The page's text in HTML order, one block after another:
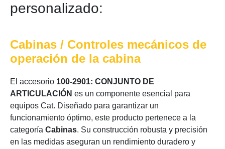
personalizado:
Cabinas / Controles mecánicos de
operación de la cabina
El accesorio 100-2901: CONJUNTO DE
ARTICULACIÓN es un componente esencial para
equipos Cat. Diseñado para garantizar un
funcionamiento óptimo, este producto pertenece a la
categoría Cabinas. Su construcción robusta y precisión
en las medidas aseguran un rendimiento duradero y